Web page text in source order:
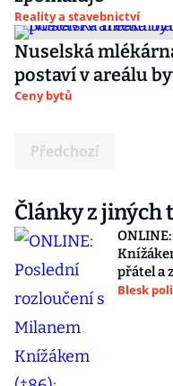
Reality a stavebnictví
Nuselská
postaví v areálu
Ceny bytů
Předchozí
Články z jiných
přátel a
Blesk